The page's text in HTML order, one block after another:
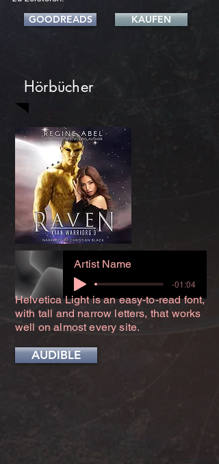
GOODREADS KAUFEN
Hörbücher
Artist Name
-01:04
Helvetica Light is an easy-to-read font,
with tall and narrow letters, that works
well on almost every site.
AUDIBLE